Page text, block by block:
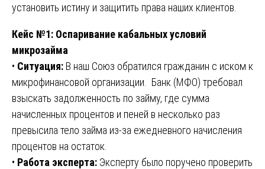
установить истину и защитить права наших клиентов.
Кейс №1: Оспаривание кабальных условий
микрозайма
• Ситуация: В наш Союз обратился гражданин с иском к
микрофинансовой организации. Банк (МФО) требовал
взыскать задолженность по займу, где сумма
начисленных процентов и пеней в несколько раз
превысила тело займа из-за ежедневного начисления
процентов на остаток.
• Работа эксперта: Эксперту было поручено проверить